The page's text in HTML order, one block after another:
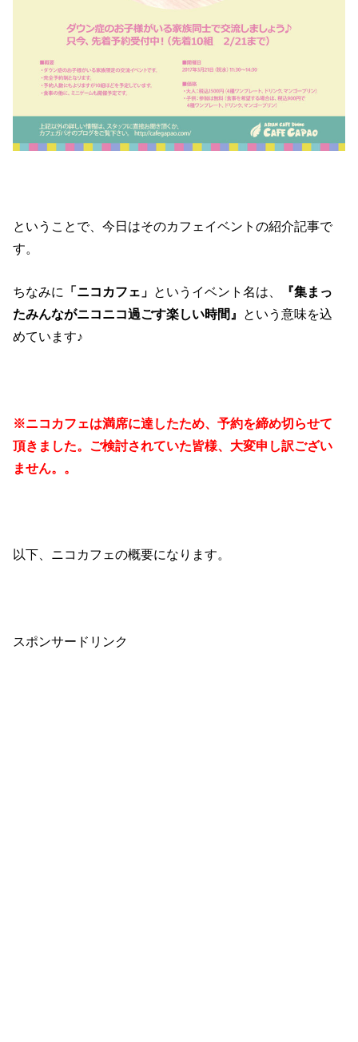
ということで、今日はそのカフェイベントの紹介記事で
す。
ちなみに 「ニコカフェ」 というイベント名は、
『集まっ
たみんながニコニコ過ごす楽しい時間』 という意味を込
めています♪
※ニコカフェは満席に達したため、予約を締め切らせて
頂きました。ご検討されていた皆様、大変申し訳ござい
ません。。
以下、ニコカフェの概要になります。
スポンサードリンク